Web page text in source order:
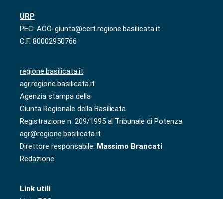
URP
PEC: AOO-giunta@cert.regione.basilicata.it
C.F. 80002950766
regione.basilicata.it
agr.regione.basilicata.it
Agenzia stampa della
Giunta Regionale della Basilicata
Registrazione n. 209/1995 al Tribunale di Potenza
agr@regione.basilicata.it
Direttore responsabile: Massimo Brancati
Redazione
Link utili